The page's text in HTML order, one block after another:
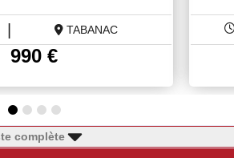
TABANAC
990€
complète